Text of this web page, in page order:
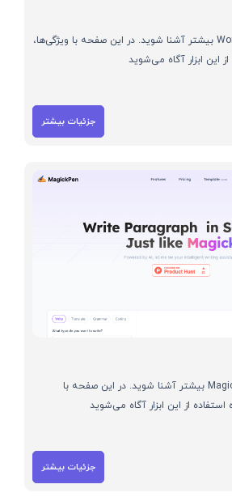
با هوش مصنوعی Wonders بیشتر آشنا شوید. در این صفحه با ویژگی‌ها،
این ابزار آگاه می‌شوید
جزئیات بیشتر
با هوش مصنوعی MagickPen بیشتر آشنا شوید. در این صفحه با
استفاده از این ابزار آگاه می‌شوید
جزئیات بیشتر